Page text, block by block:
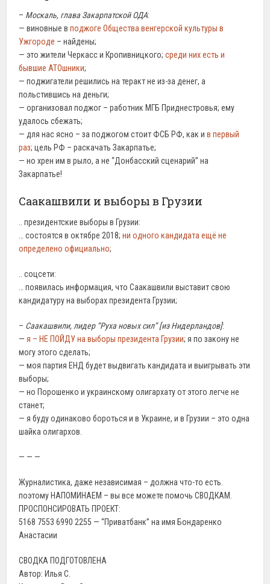
– Москаль, глава Закарпатской ОДА:
— виновные вподжоге Общества венгерской культуры в
Ужгороде – найдены;
— это жители Черкасс и Кропивницкого;среди них есть и
бывшие АТОшники;
— поджигатели решились на теракт не из-за денег, а
польстившись на деньги;
— организовал поджог – работник МГБ Приднестровья; ему
удалось сбежать;
— для нас ясно – за поджогом стоит ФСБ РФ, как ив первый
раз; цель РФ – раскачать Закарпатье;
— но хрен им в рыло, а не “Донбасский сценарий” на
Закарпатье!
Саакашвили и выборы в Грузии
.. президентские выборы в Грузии:
… состоятся в октябре 2018;ни одного кандидата ещё не
определено официально;
.. соцсети:
… появилась информация, что Саакашвили выставит свою
кандидатуру на выборах президента Грузии;
– Саакашвили, лидер “Руха новых сил” [из Нидерландов]:
—я – НЕ ПОЙДУ на выборы президента Грузии; я по закону не
могу этого сделать;
— моя партия ЕНД будет выдвигать кандидата и выигрывать эти
выборы;
— но Порошенко и украинскому олигархату от этого легче не
станет;
— я буду одинаково бороться и в Украине, и в Грузии – это одна
шайка олигархов.
— — —
Журналистика, даже независимая – должна что-то есть.
поэтому НАПОМИНАЕМ – вы все можете помочь СВОДКАМ.
ПРОСПОНСИРОВАТЬ ПРОЕКТ:
5168 7553 6990 2255 — “Приватбанк” на имя Бондаренко
Анастасии
СВОДКА ПОДГОТОВЛЕНА
Автор: Илья С.